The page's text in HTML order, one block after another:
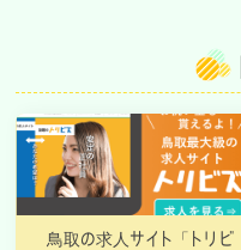
鳥取の求人サイト「トリビ